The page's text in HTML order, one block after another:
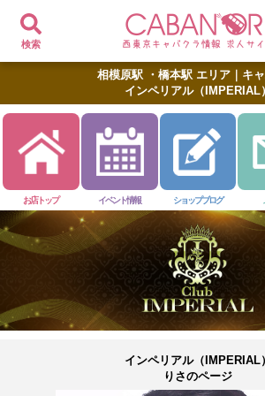
検索
相模原駅 ・橋本駅 エリア｜キ
インペリアル（IMPERIAL）
お店トップ イベント情報 ショップブログ
インペリアル（IMPERIAL）
りさのページ